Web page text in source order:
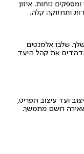
נוחות. איזון
ותחזוקה קלה.
שלבו אלמנטים
את קהל היעד
ועד עיצוב תפריט,
רושם מתמשך.